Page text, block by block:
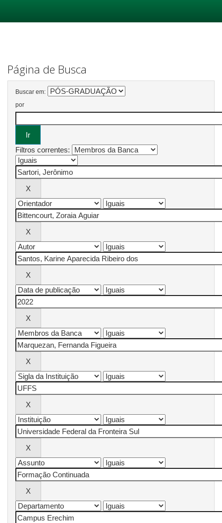
Página de Busca
Buscar em:
por
Filtros correntes: